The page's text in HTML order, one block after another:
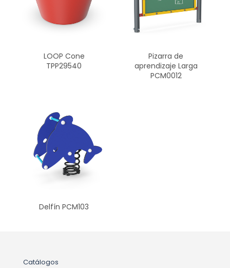
LOOP Cone
TPP29540
Pizarra de
aprendizaje Larga
PCM0012
Delfín PCM103
Catálogos